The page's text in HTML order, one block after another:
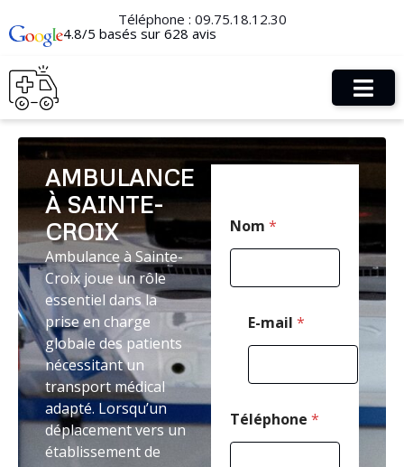
Téléphone : 09.75.18.12.30
4.8/5 basés sur 628 avis
AMBULANCE
À SAINTE-
CROIX
Ambulance à Sainte-
Croix joue un rôle
essentiel dans la
prise en charge
globale des patients
nécessitant un
transport médical
adapté. Lorsqu’un
déplacement vers un
établissement de
Nom *
E-mail *
Téléphone *
T
é
l
é
p
h
o
s
t
a